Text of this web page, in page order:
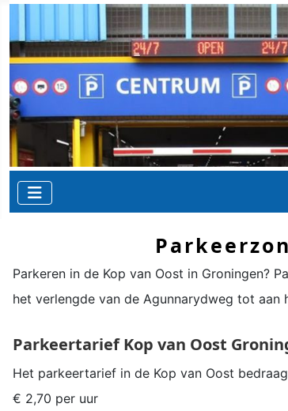
Parkeren in de Kop van Oost in Groningen?
het verlengde van de Agunnarydweg tot aan
ParkeertariefKop van Oost
Het parkeertarief in de Kop van Oost
€ 2,70 per uur